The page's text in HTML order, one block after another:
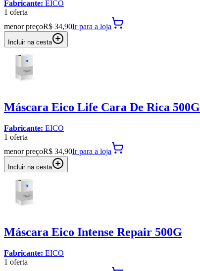
Fabricante: EICO
1 oferta
menor preçoR$ 34,90Ir para a loja
Incluir na cesta
Máscara Eico Life Cara De Rica 500G
Fabricante: EICO
1 oferta
menor preçoR$ 34,90Ir para a loja
Incluir na cesta
Máscara Eico Intense Repair 500G
Fabricante: EICO
1 oferta